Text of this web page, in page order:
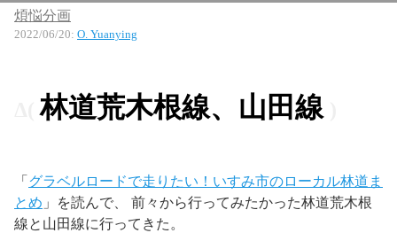
煩悩分画
2022/06/20: O. Yuanying
林道荒木根線、山田線
「 グラベルロードで走りたい！いすみ市のローカル林道ま
とめ 」を読んで、 前々から行ってみたかった林道荒木根
線と山田線に行ってきた。